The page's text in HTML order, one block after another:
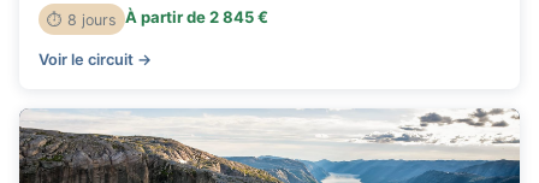
⏱ 8 jours À partir de 2 845 €
Voir le circuit →